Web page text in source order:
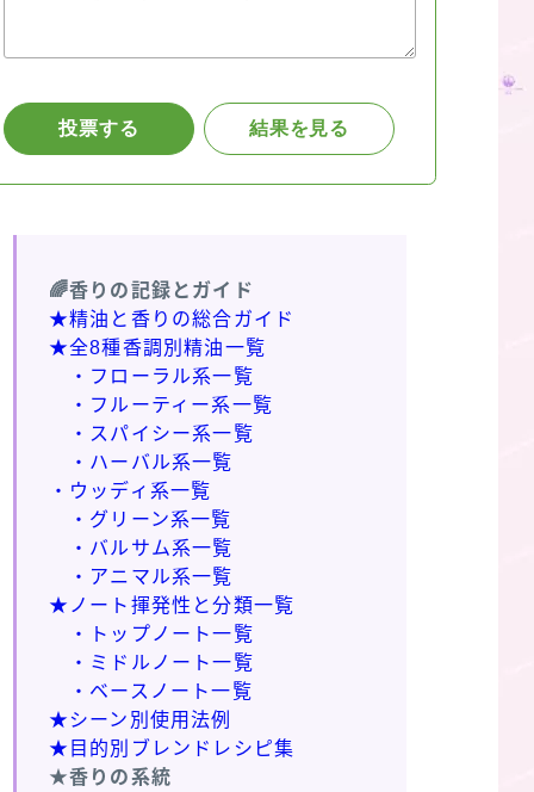
🌈香りの記録とガイド
★精油と香りの総合ガイド
★全8種香調別精油一覧
・フローラル系一覧
・フルーティー系一覧
・スパイシー系一覧
・ハーバル系一覧
・ウッディ系一覧
・グリーン系一覧
・バルサム系一覧
・アニマル系一覧
★ノート揮発性と分類一覧
・トップノート一覧
・ミドルノート一覧
・ベースノート一覧
★シーン別使用法例
★目的別ブレンドレシピ集
★香りの系統